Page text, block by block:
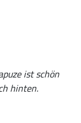
ist schön
hinten.